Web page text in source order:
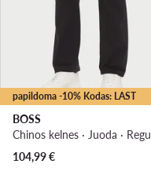
papildoma -10% Kodas: LAST
BOSS
104,99€